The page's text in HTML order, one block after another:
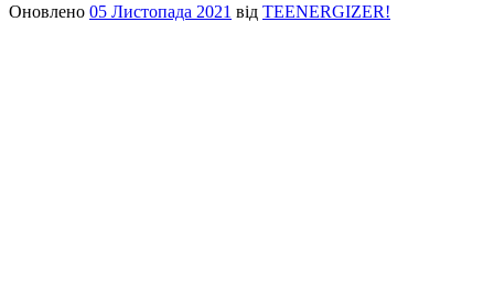
Оновлено 05 Листопада 2021 від TEENERGIZER!